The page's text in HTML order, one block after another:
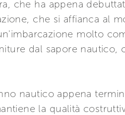
che ha appena
che si affianca al
molto
dal sapore
nautico appena
la qualità